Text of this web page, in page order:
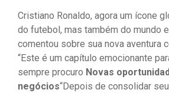
Cristiano Ronaldo, agora um ícone
do futebol, mas também do mundo
comentou sobre sua nova aventura
“Este é um capítulo emocionante
sempre procuro Novas
negócios“Depois de consolidar